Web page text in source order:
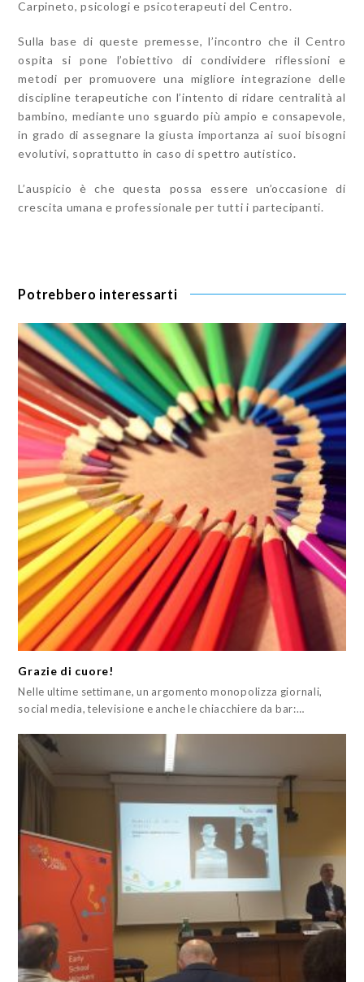
Carpineto, psicologi e psicoterapeuti del Centro.
Sulla base di queste premesse, l’incontro che il Centro
ospita si pone l’obiettivo di condividere riflessioni e
metodi per promuovere una migliore integrazione delle
discipline terapeutiche con l’intento di ridare centralità al
bambino, mediante uno sguardo più ampio e consapevole,
in grado di assegnare la giusta importanza ai suoi bisogni
evolutivi, soprattutto in caso di spettro autistico.
L’auspicio è che questa possa essere un’occasione di
crescita umana e professionale per tutti i partecipanti.
Potrebbero interessarti
Grazie di cuore!
Nelle ultime settimane, un argomento monopolizza giornali,
social media, televisione e anche le chiacchiere da bar:…